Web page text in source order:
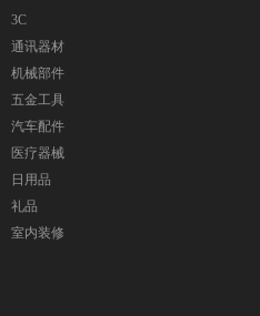
3C
通讯器材
机械部件
五金工具
汽车配件
医疗器械
日用品
礼品
室内装修